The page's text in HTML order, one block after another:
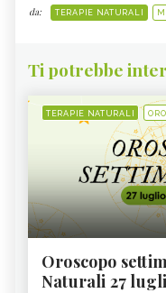
da: TERAPIE NATURALI
Ti potrebbe
TERAPIE NATURALI
Oroscopo
Naturali 27